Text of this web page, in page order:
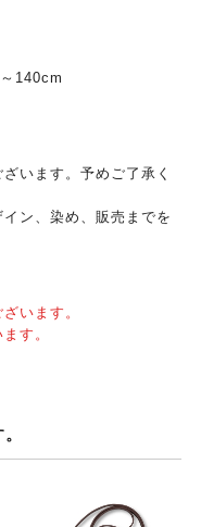
140cm
います。予めご了承く
ン、染め、販売までを
います。
す。